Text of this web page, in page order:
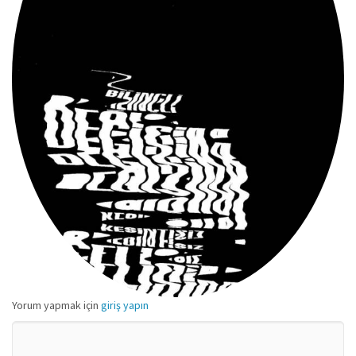
Yorum yapmak için giriş yapın